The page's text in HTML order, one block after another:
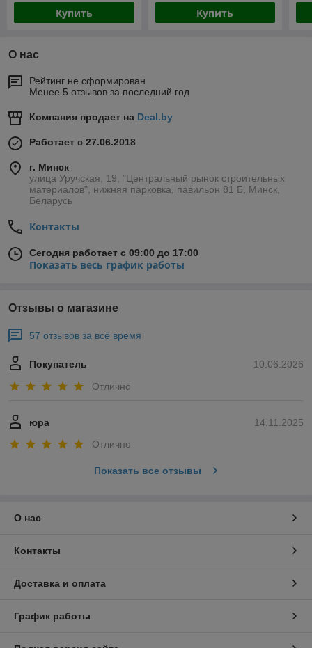
Купить Купить
О нас
Рейтинг не сформирован
Менее 5 отзывов за последний год
Компания продает на Deal.by
Работает с 27.06.2018
г. Минск
улица Уручская, 19, "Центральный рынок строительных
материалов", нижняя парковка, павильон 81 Б, Минск,
Беларусь
Контакты
Сегодня работает с 09:00 до 17:00
Показать весь график работы
Отзывы о магазине
57 отзывов за всё время
10.06.2026
Покупатель
Отлично
14.11.2025
юра
Отлично
Показать все отзывы
О нас
Контакты
Доставка и оплата
График работы